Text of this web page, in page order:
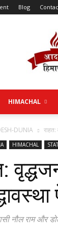
Blog
HIMACHAL
DUNIA
HIMACHAL
नौल राम और